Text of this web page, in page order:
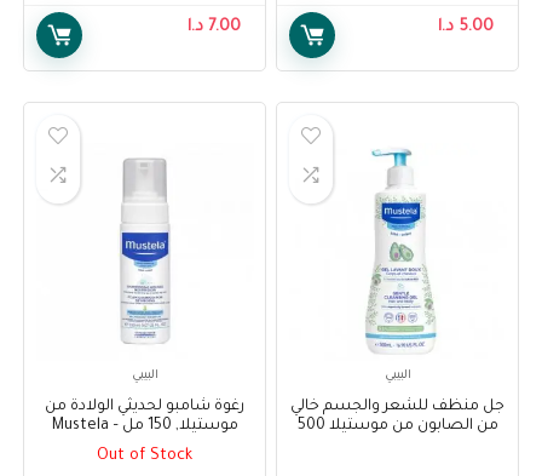
5.00 د.ا 7.00 د.ا
البيبي
جل منظف للشعر والجسم خالي
من الصابون من موستيلا 500
البيبي
رغوة شامبو لحديثي الولادة من
موستيلا, 150 مل – Mustela
Foam Shampoo for Newborns
Out of Stock